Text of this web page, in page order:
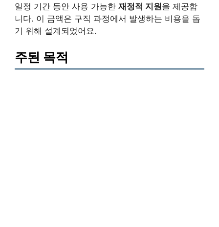
일정 기간 동안 사용 가능한 재정적 지원을 제공합
니다. 이 금액은 구직 과정에서 발생하는 비용을 돕
기 위해 설계되었어요.
주된 목적